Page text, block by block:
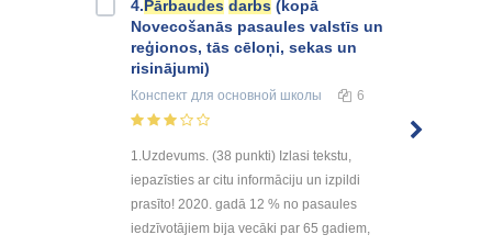
4.Pārbaudes darbs (kopā
Novecošanās pasaules valstīs un
reģionos, tās cēloņi, sekas un
risinājumi)
Конспект для основной школы 6
1.Uzdevums. (38 punkti) Izlasi tekstu,
iepazīsties ar citu informāciju un izpildi
prasīto! 2020. gadā 12 % no pasaules
iedzīvotājiem bija vecāki par 65 gadiem,